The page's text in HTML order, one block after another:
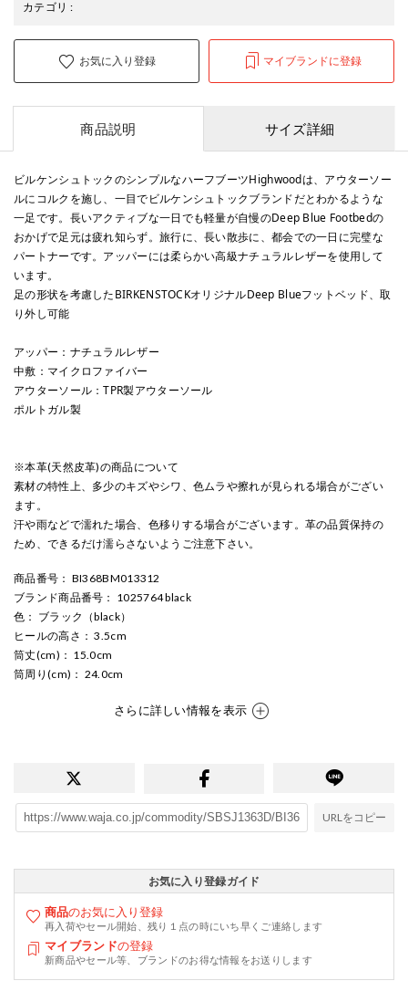
カテゴリ :
お気に入り登録 マイブランドに登録
商品説明 サイズ詳細
ビルケンシュトックのシンプルなハーフブーツHighwoodは、アウターソー
ルにコルクを施し、一目でビルケンシュトックブランドだとわかるような
一足です。長いアクティブな一日でも軽量が自慢のDeep Blue Footbedの
おかげで足元は疲れ知らず。旅行に、長い散歩に、都会での一日に完璧な
パートナーです。アッパーには柔らかい高級ナチュラルレザーを使用して
います。
足の形状を考慮したBIRKENSTOCKオリジナルDeep Blueフットベッド、取
り外し可能
アッパー：ナチュラルレザー
中敷：マイクロファイバー
アウターソール：TPR製アウターソール
ポルトガル製
※本革(天然皮革)の商品について
素材の特性上、多少のキズやシワ、色ムラや擦れが見られる場合がござい
ます。
汗や雨などで濡れた場合、色移りする場合がございます。革の品質保持の
ため、できるだけ濡らさないようご注意下さい。
商品番号 ： BI368BM013312
ブランド商品番号 ： 1025764 black
色 ： ブラック（black）
ヒールの高さ ： 3.5cm
筒丈(cm) ： 15.0cm
筒周り(cm) ： 24.0cm
さらに詳しい情報を表示
URLをコピー
お気に入り登録ガイド
商品のお気に入り登録
再入荷やセール開始、残り１点の時にいち早くご連絡します
マイブランドの登録
新商品やセール等、ブランドのお得な情報をお送りします